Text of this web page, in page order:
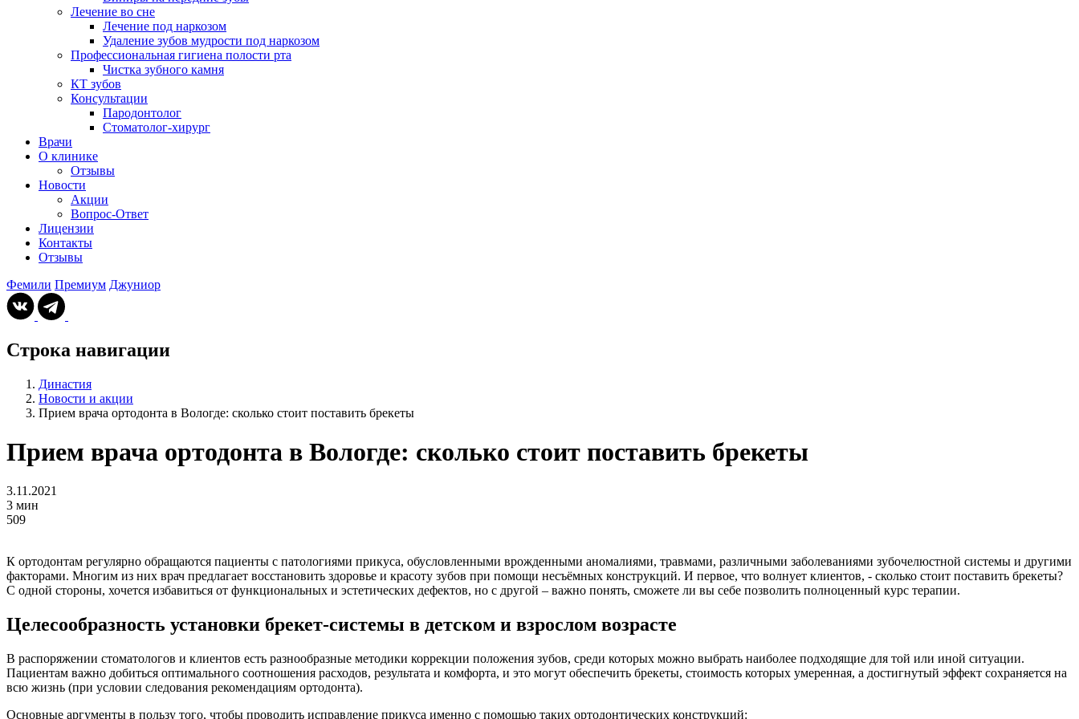
Лечение во сне
Лечение под наркозом
Удаление зубов мудрости под наркозом
Профессиональная гигиена полости рта
Чистка зубного камня
КТ зубов
Консультации
Пародонтолог
Стоматолог-хирург
Врачи
О клинике
Отзывы
Новости
Акции
Вопрос-Ответ
Лицензии
Контакты
Отзывы
Фемили Премиум Джуниор
Строка навигации
Династия
Новости и акции
Прием врача ортодонта в Вологде: сколько стоит поставить брекеты
Прием врача ортодонта в Вологде: сколько стоит поставить брекеты
3.11.2021
3 мин
509
К ортодонтам регулярно обращаются пациенты с патологиями прикуса, обусловленными врожденными аномалиями, травмами, различными заболеваниями зубочелюстной системы и другими
факторами. Многим из них врач предлагает восстановить здоровье и красоту зубов при помощи несъёмных конструкций. И первое, что волнует клиентов, - сколько стоит поставить брекеты?
С одной стороны, хочется избавиться от функциональных и эстетических дефектов, но с другой – важно понять, сможете ли вы себе позволить полноценный курс терапии.
Целесообразность установки брекет-системы в детском и взрослом возрасте
В распоряжении стоматологов и клиентов есть разнообразные методики коррекции положения зубов, среди которых можно выбрать наиболее подходящие для той или иной ситуации.
Пациентам важно добиться оптимального соотношения расходов, результата и комфорта, и это могут обеспечить брекеты, стоимость которых умеренная, а достигнутый эффект сохраняется на
всю жизнь (при условии следования рекомендациям ортодонта).
Основные аргументы в пользу того, чтобы проводить исправление прикуса именно с помощью таких ортодонтических конструкций: